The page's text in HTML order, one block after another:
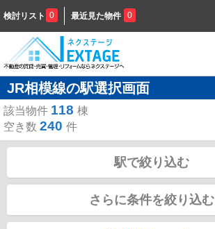
検討リスト 0 最近見た物件 0
JR相模線の駅選択画面
該当物件 118 棟
空き数 240 件
駅で絞り込む
さらに条件を絞り込む